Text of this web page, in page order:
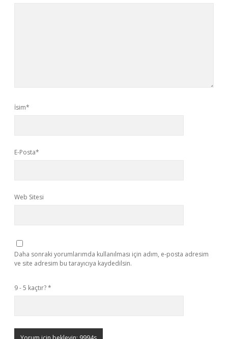
İsim*
E-Posta*
Web Sitesi
Daha sonraki yorumlarımda kullanılması için adım, e-posta adresim
ve site adresim bu tarayıcıya kaydedilsin.
9 - 5 kaçtır?*